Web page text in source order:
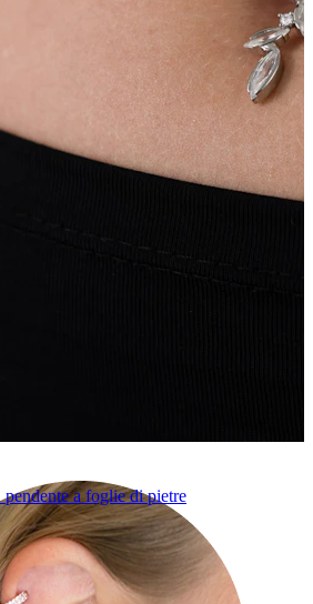
a foglie di pietre